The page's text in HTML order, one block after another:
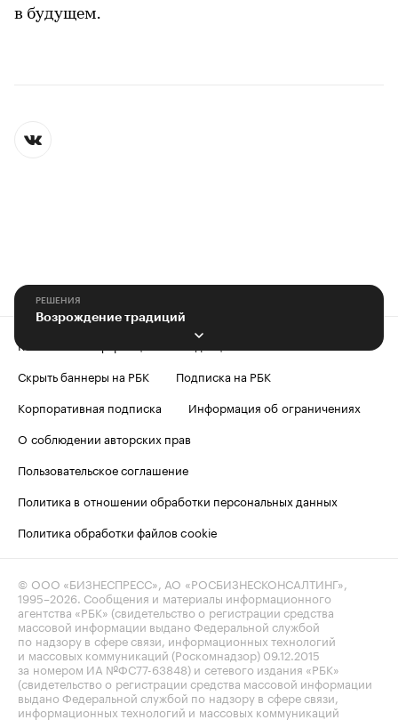
в будущем.
РЕШЕНИЯ
Возрождение традиций
Контактная информация
Скрыть баннеры на РБК
Подписка на РБК
Корпоративная подписка
Информация об ограничениях
О соблюдении авторских прав
Пользовательское соглашение
Политика в отношении обработки персональных данных
Политика обработки файлов cookie
© ООО «БИЗНЕСПРЕСС», АО «РОСБИЗНЕСКОНСАЛТИНГ»,
1995–2026. Сообщения и материалы информационного
агентства «РБК» (свидетельство о регистрации средства
массовой информации выдано Федеральной службой
по надзору в сфере связи, информационных технологий
и массовых коммуникаций (Роскомнадзор) 09.12.2015
за номером ИА №ФС77-63848) и сетевого издания «РБК»
(свидетельство о регистрации средства массовой информации
выдано Федеральной службой по надзору в сфере связи,
информационных технологий и массовых коммуникаций